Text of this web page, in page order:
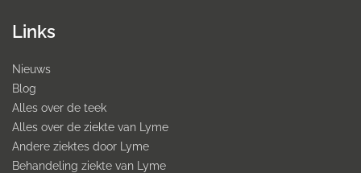
Links
Nieuws
Blog
Alles over de teek
Alles over de ziekte van Lyme
Andere ziektes door Lyme
Behandeling ziekte van Lyme